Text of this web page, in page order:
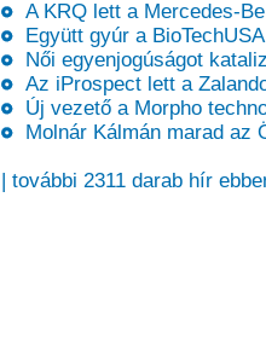
A KRQ lett a Mercedes-
Együtt gyúr a
Női egyenjogúságot
Az iProspect lett a
Új vezető a Morpho
Molnár Kálmán marad az
| további 2311 darab hír